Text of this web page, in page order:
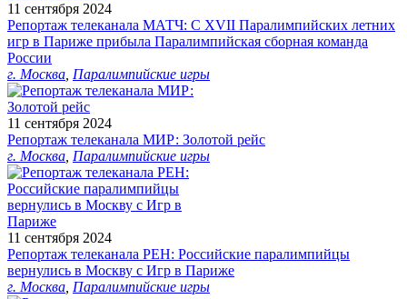
11 сентября 2024
Репортаж телеканала МАТЧ: С XVII Паралимпийских летних
игр в Париже прибыла Паралимпийская сборная команда
России
г. Москва Паралимпийские игры
11 сентября 2024
Репортаж телеканала МИР: Золотой рейс
г. Москва Паралимпийские игры
11 сентября 2024
Репортаж телеканала РЕН: Российские паралимпийцы
вернулись в Москву с Игр в Париже
г. Москва Паралимпийские игры